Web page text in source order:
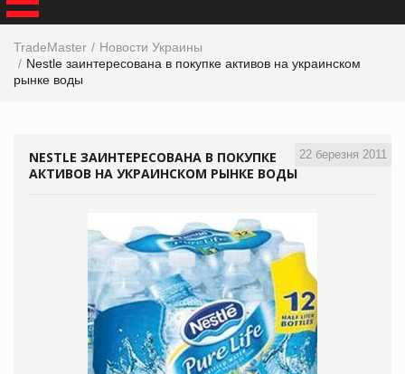
TradeMaster
Новости Украины
Nestle заинтересована в покупке активов на украинском
рынке воды
22 березня 2011
NESTLE ЗАИНТЕРЕСОВАНА В ПОКУПКЕ
АКТИВОВ НА УКРАИНСКОМ РЫНКЕ ВОДЫ